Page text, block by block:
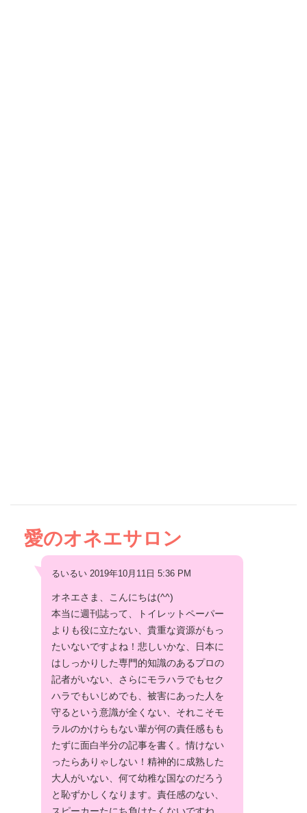
愛のオネエサロン
るいるい 2019年10月11日 5:36 PM
オネエさま、こんにちは(^^)
本当に週刊誌って、トイレットペーパー
よりも役に立たない、貴重な資源がもっ
たいないですよね！悲しいかな、日本に
はしっかりした専門的知識のあるプロの
記者がいない、さらにモラハラでもセク
ハラでもいじめでも、被害にあった人を
守るという意識が全くない、それこそモ
ラルのかけらもない輩が何の責任感もも
たずに面白半分の記事を書く。情けない
ったらありゃしない！精神的に成熟した
大人がいない、何て幼稚な国なのだろう
と恥ずかしくなります。責任感のない、
スピーカーたにち負けたくないですね。